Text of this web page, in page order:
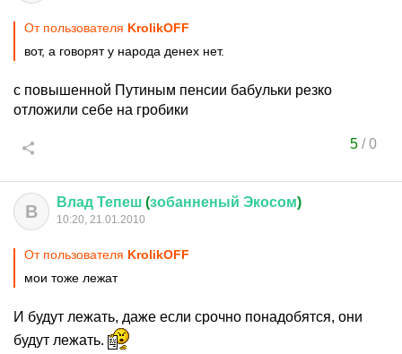
От пользователя KrolikОFF
вот, а говорят у народа денех нет.
с повышенной Путиным пенсии бабульки резко
отложили себе на гробики
5/0
В Влад Тепеш (зобанненый Экосом)
10:20, 21.01.2010
От пользователя KrolikОFF
мои тоже лежат
И будут лежать, даже если срочно понадобятся, они
будут лежать.